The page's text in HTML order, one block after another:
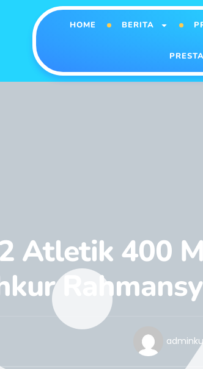
HOME BERITA
Atletik 400